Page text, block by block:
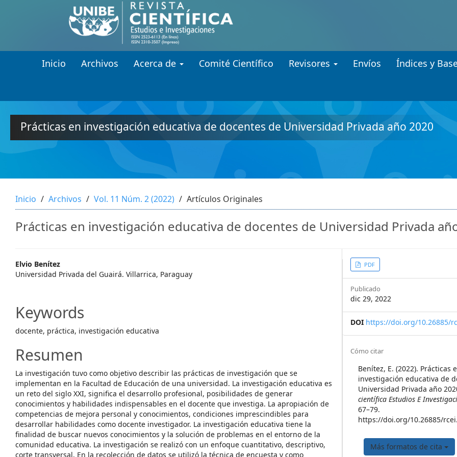
##plugins.themes.themeEleven.accessible_menu.label##
##plugins.themes.themeEleven.accessible_menu.main_navigation##
##plugins.themes.themeEleven.accessible_menu.main_content##
Inicio Archivos Acerca de Comité Científico Revisores Envíos Índices y
Prácticas en investigación educativa de docentes de Universidad Privada año 2020
Inicio Archivos Vol. 11 Núm. 2 (2022) Artículos Originales
Prácticas en investigación educativa de docentes de Universidad Privada
##plugins.themes.themeEleven.article.main##
Elvio Benítez
Universidad Privada del Guairá. Villarrica, Paraguay
Keywords
docente, práctica, investigación educativa
Resumen
La investigación tuvo como objetivo describir las prácticas de investigación que se
implementan en la Facultad de Educación de una universidad. La investigación educativa es
un reto del siglo XXI, significa el desarrollo profesional, posibilidades de generar
conocimientos y habilidades indispensables en el docente que investiga. La apropiación de
competencias de mejora personal y conocimientos, condiciones imprescindibles para
desarrollar habilidades como docente investigador. La investigación educativa tiene la
finalidad de buscar nuevos conocimientos y la solución de problemas en el entorno de la
comunidad educativa. La investigación se realizó con un enfoque cuantitativo, descriptivo,
corte transversal. En la recolección de datos se utilizó la técnica de encuesta y como
PDF
Publicado
dic 29, 2022
DOI https://doi.org/10.26885/
Cómo citar
Benítez, E. (2022). Prácticas
investigación educativa de
Universidad Privada año
científica Estudios E
67–79.
https://doi.org/10.26885/
Más formatos de cita